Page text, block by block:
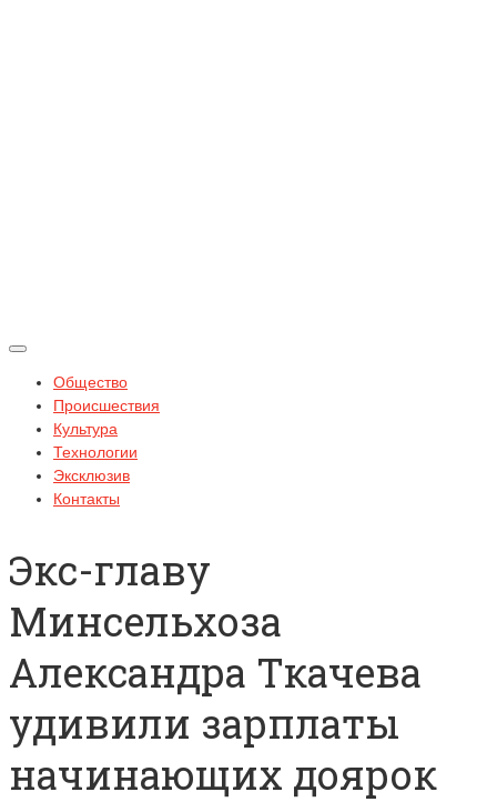
Общество
Происшествия
Культура
Технологии
Эксклюзив
Контакты
Экс-главу
Минсельхоза
Александра Ткачева
удивили зарплаты
начинающих доярок